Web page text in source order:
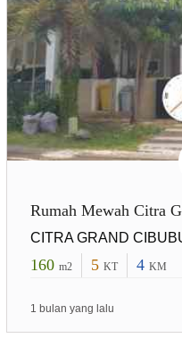
Rumah Mewah Citra
CITRA GRAND
160 m2 5 KT 4 KM
1 bulan yang lalu